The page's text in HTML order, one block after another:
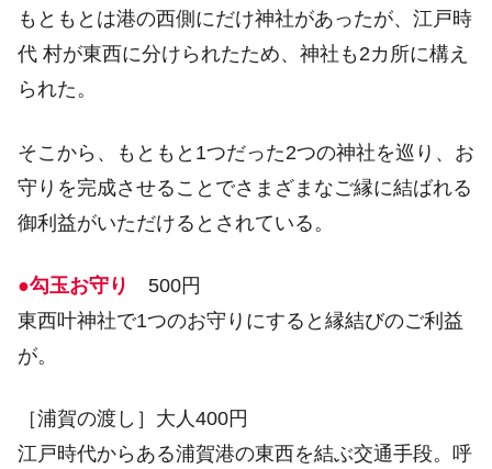
もともとは港の西側にだけ神社があったが、江戸時
代 村が東西に分けられたため、神社も2カ所に構え
られた。
そこから、もともと1つだった2つの神社を巡り、お
守りを完成させることでさまざまなご縁に結ばれる
御利益がいただけるとされている。
●勾玉お守り
500円
東西叶神社で1つのお守りにすると縁結びのご利益
が。
［浦賀の渡し］大人400円
江戸時代からある浦賀港の東西を結ぶ交通手段。呼